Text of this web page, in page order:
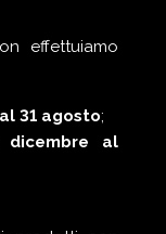
effettuiamo
31 agosto;
al